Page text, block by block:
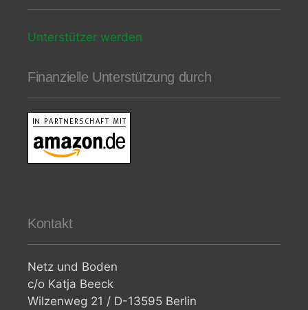
Unterstützer werden
Finanzielle Unterstützung durch
Kontakt
Netz und Boden
c/o Katja Beeck
Wilzenweg 21 / D-13595 Berlin